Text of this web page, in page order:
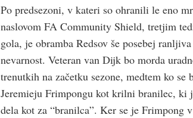
Po predsezoni, v kateri so ohranili le eno
naslovom FA Community Shield, tretjim
gola, je obramba Redsov še posebej
nevarnost. Veteran van Dijk bo morda
trenutkih na začetku sezone, medtem ko
Jeremieju Frimpongu kot krilni branilec,
dela kot za “branilca”. Ker se je Frimpong